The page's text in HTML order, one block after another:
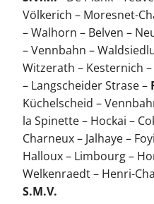
Völkerich – Moresnet-
– Walhorn – Belven –
– Vennbahn –
Witzerath – Kesternich
– Langscheider Strase –
Küchelscheid –
la Spinette – Hockai –
Charneux – Jalhaye –
Halloux – Limbourg –
Welkenraedt – Henri-
S.M.V.